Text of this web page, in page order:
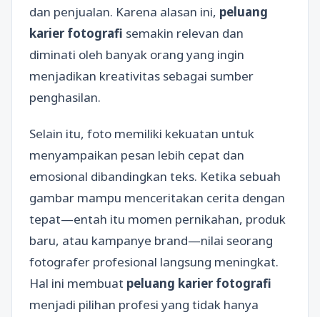
dan penjualan. Karena alasan ini, peluang
karier fotografi semakin relevan dan
diminati oleh banyak orang yang ingin
menjadikan kreativitas sebagai sumber
penghasilan.
Selain itu, foto memiliki kekuatan untuk
menyampaikan pesan lebih cepat dan
emosional dibandingkan teks. Ketika sebuah
gambar mampu menceritakan cerita dengan
tepat—entah itu momen pernikahan, produk
baru, atau kampanye brand—nilai seorang
fotografer profesional langsung meningkat.
Hal ini membuat peluang karier fotografi
menjadi pilihan profesi yang tidak hanya